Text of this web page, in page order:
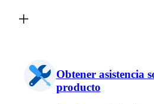
Obtener asistencia
producto